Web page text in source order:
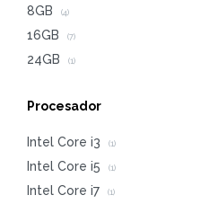
8GB (4)
16GB (7)
24GB (1)
Procesador
Intel Core i3 (1)
Intel Core i5 (1)
Intel Core i7 (1)